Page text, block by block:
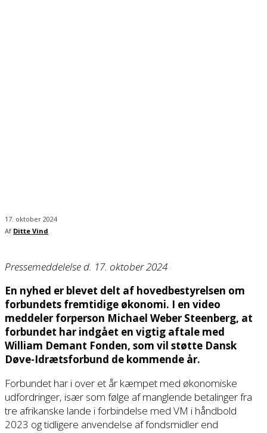
17. oktober 2024
Af Ditte Vind
Pressemeddelelse d. 17. oktober 2024
En nyhed er blevet delt af hovedbestyrelsen om
forbundets fremtidige økonomi. I en video
meddeler forperson Michael Weber Steenberg, at
forbundet har indgået en vigtig aftale med
William Demant Fonden, som vil støtte Dansk
Døve-Idrætsforbund de kommende år.
Forbundet har i over et år kæmpet med økonomiske
udfordringer, især som følge af manglende betalinger fra
tre afrikanske lande i forbindelse med VM i håndbold
2023 og tidligere anvendelse af fondsmidler end